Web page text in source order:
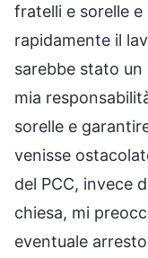
fratelli e sorelle
rapidamente il
sarebbe stato
mia
sorelle e
venisse
del PCC, invece
chiesa, mi
eventuale